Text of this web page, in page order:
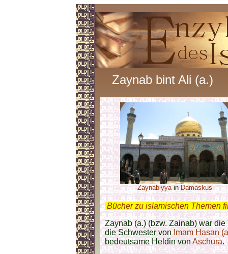
Zaynab bint Ali (a.)
ZaynabiyyainDamaskus
Bücher zu islamischen Themen
Zaynab (a.) (bzw. Zainab) war
die Schwester vonImam Hasan
bedeutsame Heldin vonAschura.